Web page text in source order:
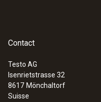
anomalies au
chaleur sur les
Contact
Testo AG
Isenrietstrasse 32
8617 Mönchaltorf
Suisse